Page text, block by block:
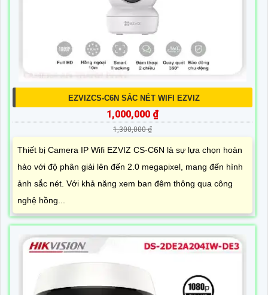
EZVIZCS-C6N SẮC NÉT WIFI EZVIZ
1,000,000 ₫
1,300,000 ₫
Thiết bị Camera IP Wifi EZVIZ CS-C6N là sự lựa chọn hoàn
hảo với độ phân giải lên đến 2.0 megapixel, mang đến hình
ảnh sắc nét. Với khả năng xem ban đêm thông qua công
nghệ hồng...